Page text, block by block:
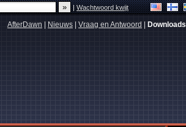
|Wachtwoord kwijt
AfterDawn Nieuws Vraag en Antwoord Downloads